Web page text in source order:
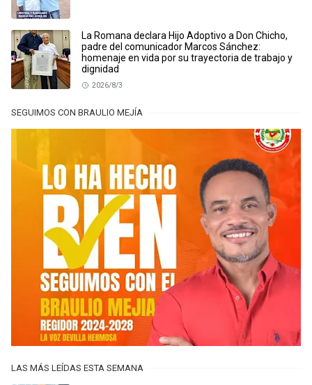
La Romana declara Hijo Adoptivo a Don Chicho,
padre del comunicador Marcos Sánchez:
homenaje en vida por su trayectoria de trabajo y
dignidad
2026/8/3
SEGUIMOS CON BRAULIO MEJÍA
LAS MÁS LEÍDAS ESTA SEMANA